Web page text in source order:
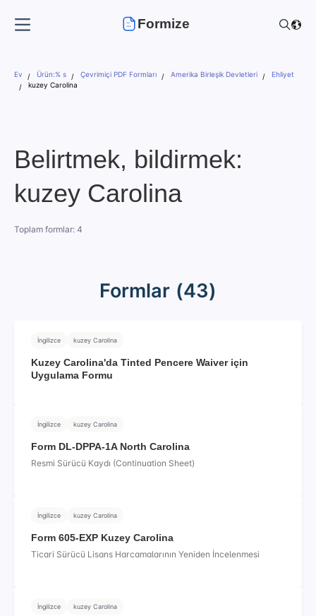
Formize
Ev Ürün:% s Çevrimiçi PDF Formları Amerika Birleşik Devletleri
Ehliyet
kuzey Carolina
Belirtmek, bildirmek:
kuzey Carolina
Toplam formlar: 4
Formlar (43)
İngilizce kuzey Carolina
Kuzey Carolina'da Tinted Pencere Waiver için
Uygulama Formu
İngilizce kuzey Carolina
Form DL-DPPA-1A North Carolina
Resmi Sürücü Kaydı (Continuation Sheet)
İngilizce kuzey Carolina
Form 605-EXP Kuzey Carolina
Ticari Sürücü Lisans Harcamalarının Yeniden İncelenmesi
İngilizce kuzey Carolina